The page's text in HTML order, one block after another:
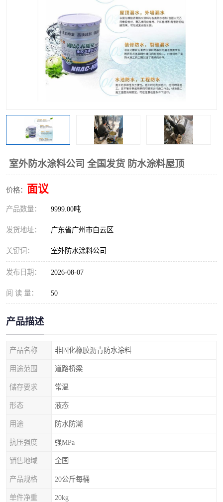
室外防水涂料公司 全国发货 防水涂料屋顶
价格： 面议
产品数量： 9999.00吨
发货地址： 广东省广州市白云区
关键词： 室外防水涂料公司
发布日期： 2026-08-07
阅 读 量： 50
产品描述
产品名称 非固化橡胶沥青防水涂料
用途范围 道路桥梁
储存要求 常温
形态 液态
用途 防水防潮
抗压强度 强MPa
销售地域 全国
产品规格 20公斤每桶
单件净重 20kg